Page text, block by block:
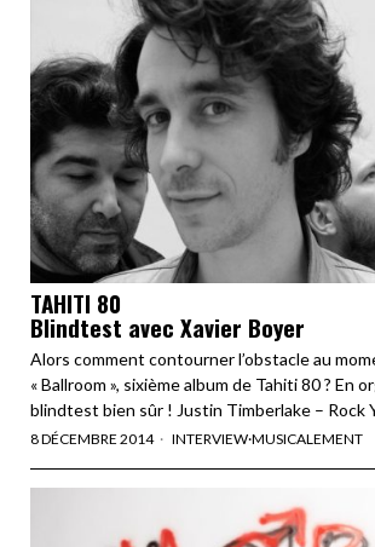
TAHITI 80
Blindtest avec Xavier Boyer
Alors comment contourner l’obstacle au
« Ballroom », sixième album de Tahiti 80 ? En
blindtest bien sûr ! Justin Timberlake – Rock
8 DÉCEMBRE 2014 INTERVIEW·MUSICALEMENT